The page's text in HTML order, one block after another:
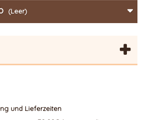
(Leer)
und Lieferzeiten